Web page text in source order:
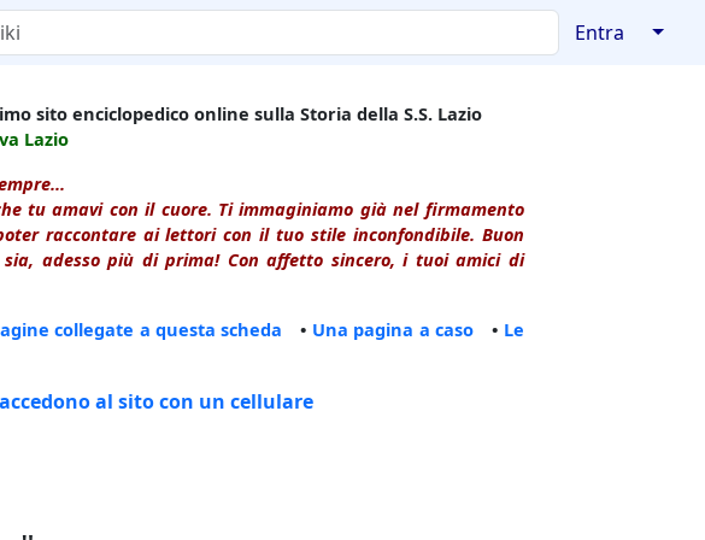
Entra ↓
sito enciclopedico online sulla Storia della S.S. Lazio
Lazio
tu amavi con il cuore. Ti immaginiamo già nel firmamento
raccontare ai lettori con il tuo stile inconfondibile. Buon
adesso più di prima! Con affetto sincero, i tuoi amici di
collegate a questa scheda • Una pagina a caso • Le
al sito con un cellulare